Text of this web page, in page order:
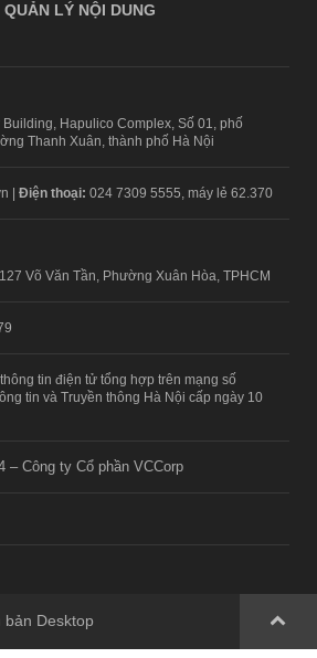
LÝ NỘI DUNG
Hapulico Complex, Số 01, phố
Thanh Xuân, thành phố Hà Nội
| Điện thoại: 024 7309 5555, máy lẻ 62.370
Võ Văn Tần, Phường Xuân Hòa, TPHCM
tin điện tử tổng hợp trên mạng số
tin và Truyền thông Hà Nội cấp ngày 10
– Công ty Cổ phần VCCorp
bản Desktop